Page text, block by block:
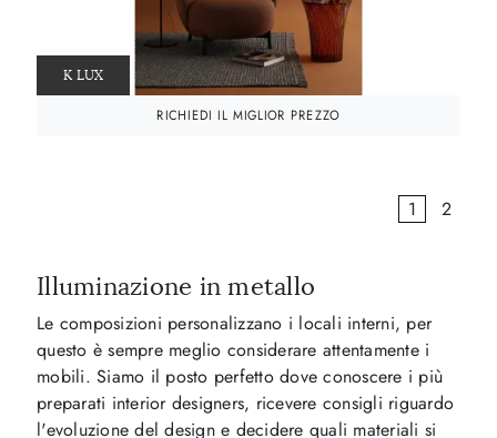
K LUX
RICHIEDI IL MIGLIOR PREZZO
1 2
Illuminazione in metallo
Le composizioni personalizzano i locali interni, per
questo è sempre meglio considerare attentamente i
mobili. Siamo il posto perfetto dove conoscere i più
preparati interior designers, ricevere consigli riguardo
l'evoluzione del design e decidere quali materiali si